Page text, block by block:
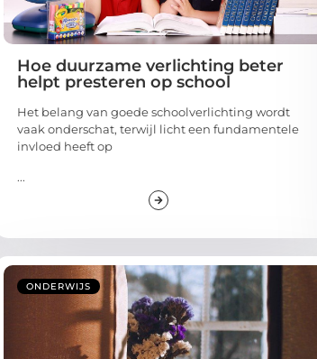
Hoe duurzame verlichting beter
helpt presteren op school
Het belang van goede schoolverlichting wordt
vaak onderschat, terwijl licht een fundamentele
invloed heeft op
...
ONDERWIJS